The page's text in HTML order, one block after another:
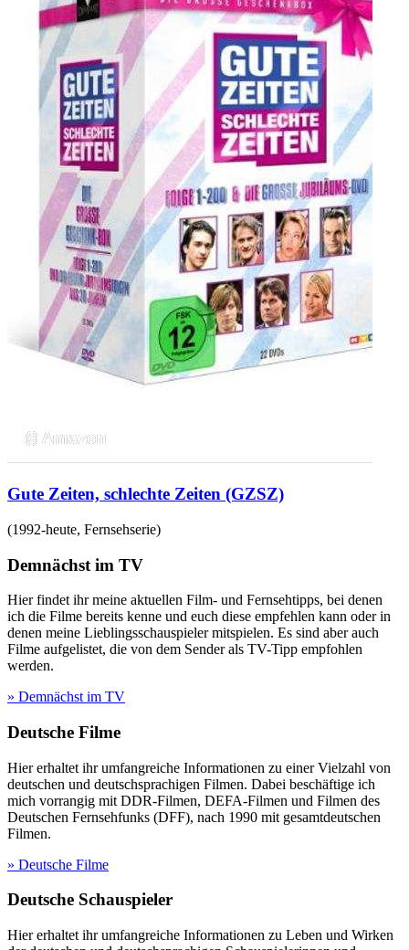
Gute Zeiten, schlechte Zeiten (GZSZ)
(1992-heute, Fernsehserie)
Demnächst im TV
Hier findet ihr meine aktuellen Film- und Fernsehtipps, bei denen
ich die Filme bereits kenne und euch diese empfehlen kann oder in
denen meine Lieblingsschauspieler mitspielen. Es sind aber auch
Filme aufgelistet, die von dem Sender als TV-Tipp empfohlen
werden.
» Demnächst im TV
Deutsche Filme
Hier erhaltet ihr umfangreiche Informationen zu einer Vielzahl von
deutschen und deutschsprachigen Filmen. Dabei beschäftige ich
mich vorrangig mit DDR-Filmen, DEFA-Filmen und Filmen des
Deutschen Fernsehfunks (DFF), nach 1990 mit gesamtdeutschen
Filmen.
» Deutsche Filme
Deutsche Schauspieler
Hier erhaltet ihr umfangreiche Informationen zu Leben und Wirken